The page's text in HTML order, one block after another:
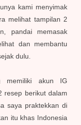
kami menyimak
melihat tampilan 2
pandai memasak
dan membantu
dulu.
memiliki akun IG
resep berikut dalam
saya praktekkan di
itu khas Indonesia